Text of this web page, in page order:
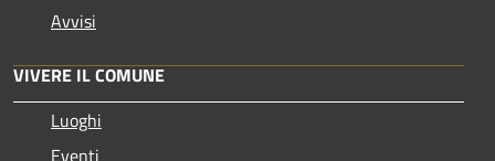
Avvisi
VIVERE IL COMUNE
Luoghi
Eventi